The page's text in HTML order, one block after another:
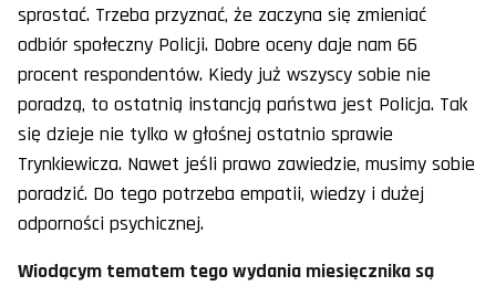
sprostać. Trzeba przyznać, że zaczyna się zmieniać
odbiór społeczny Policji. Dobre oceny daje nam 66
procent respondentów. Kiedy już wszyscy sobie nie
poradzą, to ostatnią instancją państwa jest Policja. Tak
się dzieje nie tylko w głośnej ostatnio sprawie
Trynkiewicza. Nawet jeśli prawo zawiedzie, musimy sobie
poradzić. Do tego potrzeba empatii, wiedzy i dużej
odporności psychicznej.
Wiodącym tematem tego wydania miesięcznika są